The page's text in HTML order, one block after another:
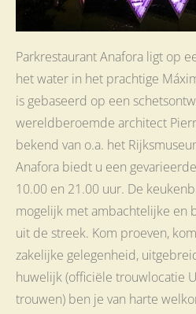
Parkrestaurant Anafora ligt op
het water in het prachtige
is gebaseerd op een
wereldberoemde architect
bekend van o.a. het
Anafora biedt u een
10.00 en 21.00 uur. De
mogelijk met ambachtelijke en
uit de streek. Kom proeven,
zakelijke gelegenheid,
huwelijk (officiële trouwlocatie
trouwen) ben je van harte